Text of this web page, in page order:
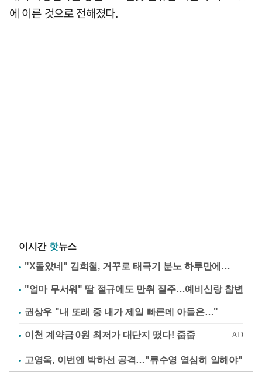
에 이른 것으로 전해졌다.
이시간 핫뉴스
"X돌았네" 김희철, 거꾸로 태극기 분노 하루만에…
"엄마 무서워" 딸 절규에도 만취 질주…예비신랑 참변
권상우 "내 또래 중 내가 제일 빠른데 아들은…"
고영욱, 이번엔 박하선 공격…"류수영 열심히 일해야"